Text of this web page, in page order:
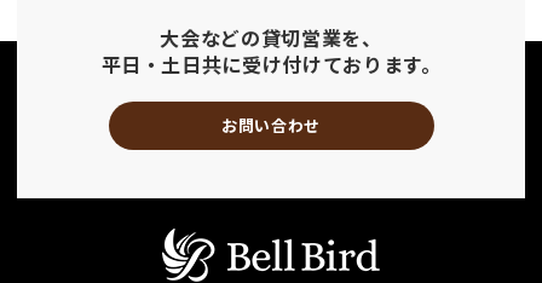
大会などの貸切営業を、
平日・土日共に受け付けております。
お問い合わせ